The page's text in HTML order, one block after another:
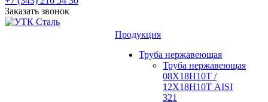
Заказать звонок
Продукция
Труба нержавеющая
Труба нержавеющая
08Х18Н10Т /
12Х18Н10Т AISI
321